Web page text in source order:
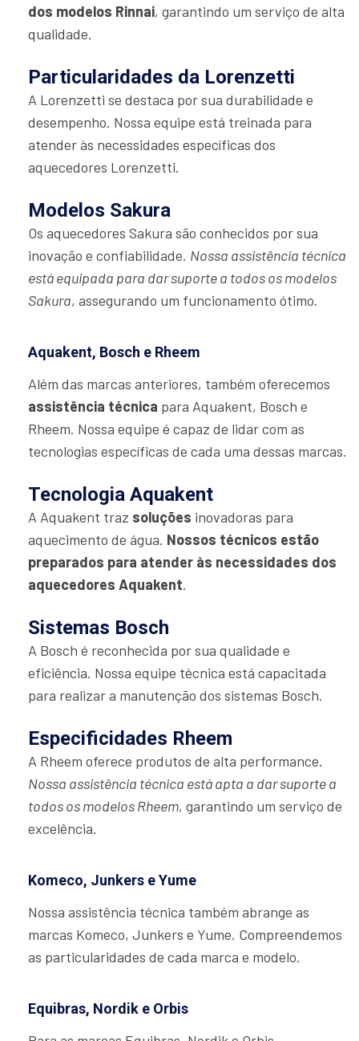
dos modelos Rinnai, garantindo um serviço de alta
qualidade.
Particularidades da Lorenzetti
A Lorenzetti se destaca por sua durabilidade e
desempenho. Nossa equipe está treinada para
atender às necessidades específicas dos
aquecedores Lorenzetti.
Modelos Sakura
Os aquecedores Sakura são conhecidos por sua
inovação e confiabilidade. Nossa assistência técnica
está equipada para dar suporte a todos os modelos
Sakura, assegurando um funcionamento ótimo.
Aquakent, Bosch e Rheem
Além das marcas anteriores, também oferecemos
assistência técnica para Aquakent, Bosch e
Rheem. Nossa equipe é capaz de lidar com as
tecnologias específicas de cada uma dessas marcas.
Tecnologia Aquakent
A Aquakent traz soluções inovadoras para
aquecimento de água. Nossos técnicos estão
preparados para atender às necessidades dos
aquecedores Aquakent.
Sistemas Bosch
A Bosch é reconhecida por sua qualidade e
eficiência. Nossa equipe técnica está capacitada
para realizar a manutenção dos sistemas Bosch.
Especificidades Rheem
A Rheem oferece produtos de alta performance.
Nossa assistência técnica está apta a dar suporte a
todos os modelos Rheem, garantindo um serviço de
excelência.
Komeco, Junkers e Yume
Nossa assistência técnica também abrange as
marcas Komeco, Junkers e Yume. Compreendemos
as particularidades de cada marca e modelo.
Equibras, Nordik e Orbis